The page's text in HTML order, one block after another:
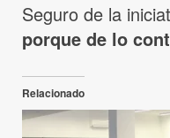
Seguro de la
porque de lo
Relacionado